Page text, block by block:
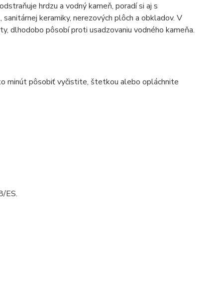
hrdzu a vodný kameň, poradí si aj s
keramiky, nerezových plôch a obkladov. V
dlhodobo pôsobí proti usadzovaniu vodného kameňa.
minút pôsobiť vyčistite, štetkou alebo opláchnite
ES.